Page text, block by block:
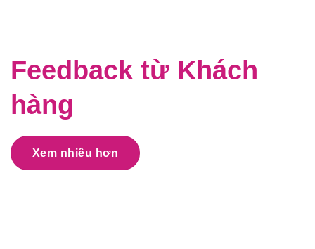
Feedback từ Khách
hàng
Xem nhiều hơn